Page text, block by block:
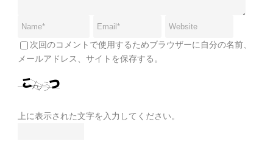
次回のコメントで使用するためブラウザーに自分の名前、
メールアドレス、サイトを保存する。
上に表示された文字を入力してください。